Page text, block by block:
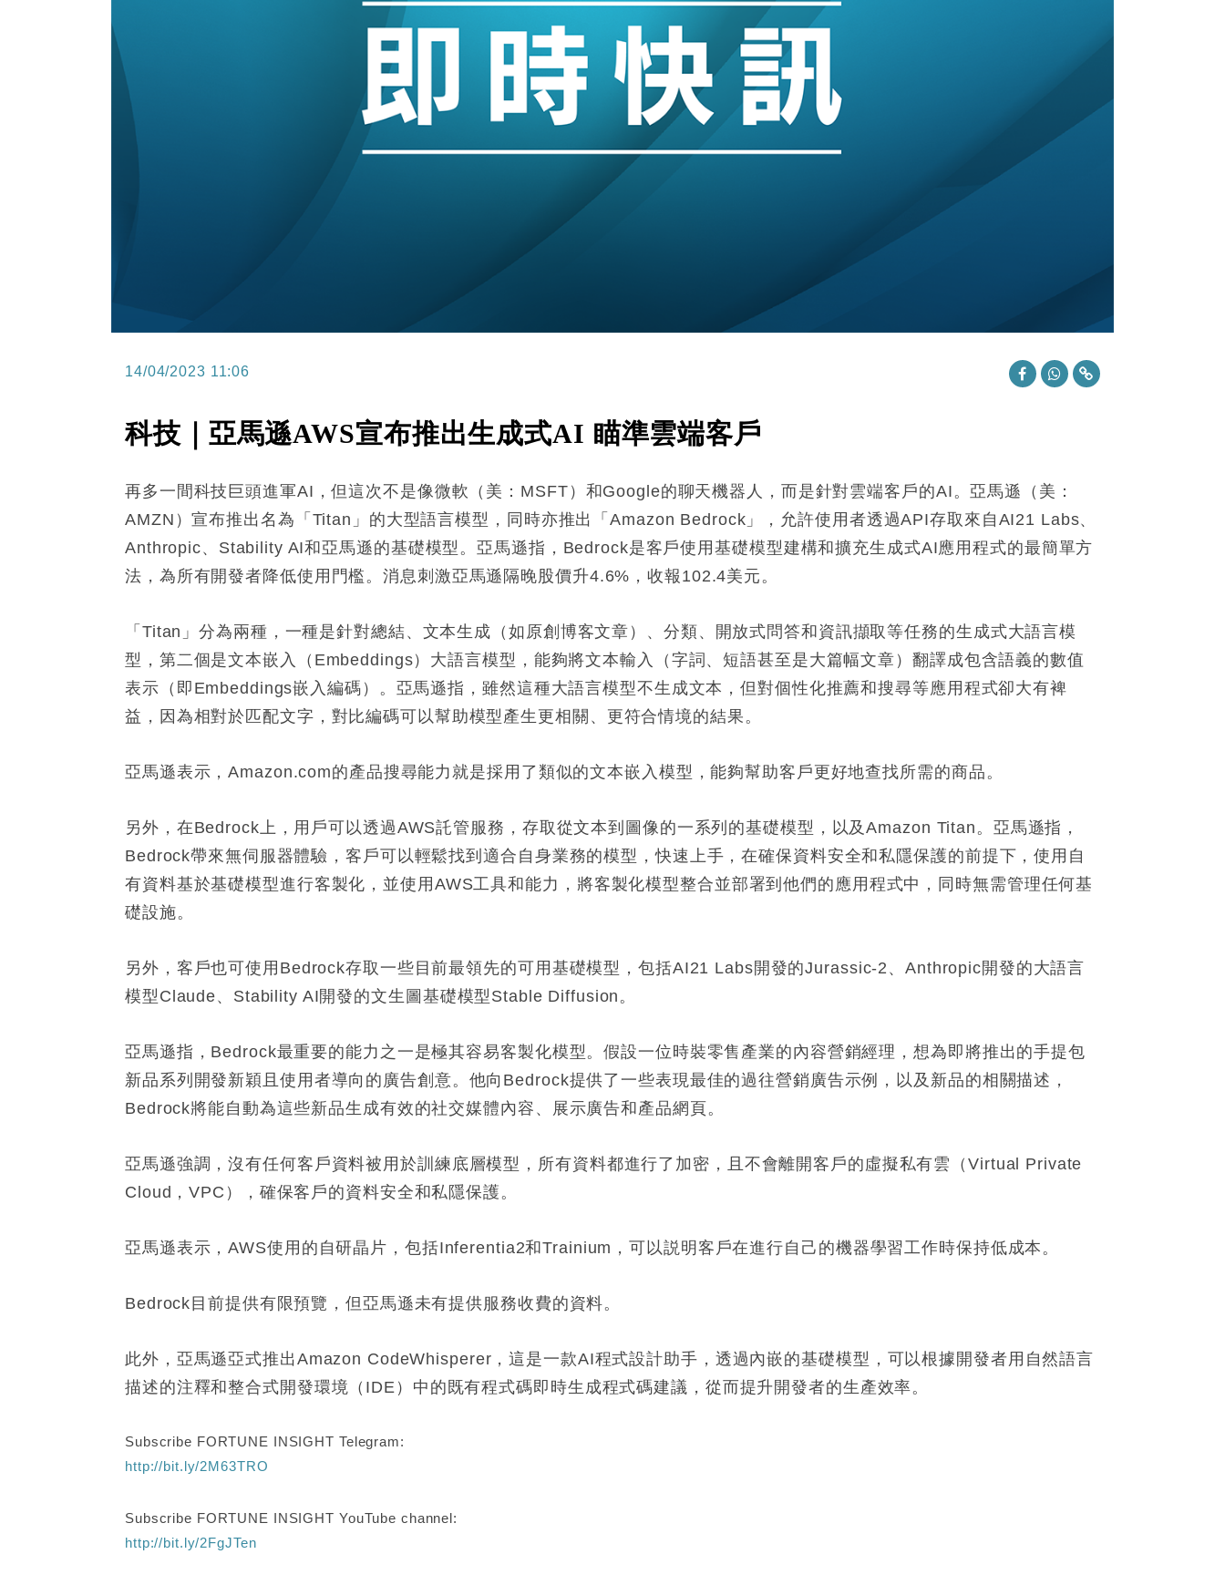
財經｜韓股反覆波動收跌 連挫7周創逾3年最長跌勢
財經｜內地7月美元計價出口增近24%勝預期 貿易順差達1125億美元
財經｜日本春季三度入市撐日圓 4月單日斥6.28萬億日圓干預創新高
11:12 國際｜特朗普料美伊戰事快結束 承認部分彈藥庫存緊張
15:59 財經｜SA售股自救後再出手 斥4億美元押注未上市公司
14/04/2023 11:06
科技｜亞馬遜AWS宣布推出生成式AI 瞄準雲端客戶
再多一間科技巨頭進軍AI，但這次不是像微軟（美：MSFT）和Google的聊天機器人，而是針對雲端客戶的AI。亞馬遜（美：
AMZN）宣布推出名為「Titan」的大型語言模型，同時亦推出「Amazon Bedrock」，允許使用者透過API存取來自AI21 Labs、
Anthropic、Stability AI和亞馬遜的基礎模型。亞馬遜指，Bedrock是客戶使用基礎模型建構和擴充生成式AI應用程式的最簡單方
法，為所有開發者降低使用門檻。消息刺激亞馬遜隔晚股價升4.6%，收報102.4美元。
「Titan」分為兩種，一種是針對總結、文本生成（如原創博客文章）、分類、開放式問答和資訊擷取等任務的生成式大語言模
型，第二個是文本嵌入（Embeddings）大語言模型，能夠將文本輸入（字詞、短語甚至是大篇幅文章）翻譯成包含語義的數值
表示（即Embeddings嵌入編碼）。亞馬遜指，雖然這種大語言模型不生成文本，但對個性化推薦和搜尋等應用程式卻大有裨
益，因為相對於匹配文字，對比編碼可以幫助模型產生更相關、更符合情境的結果。
亞馬遜表示，Amazon.com的產品搜尋能力就是採用了類似的文本嵌入模型，能夠幫助客戶更好地查找所需的商品。
另外，在Bedrock上，用戶可以透過AWS託管服務，存取從文本到圖像的一系列的基礎模型，以及Amazon Titan。亞馬遜指，
Bedrock帶來無伺服器體驗，客戶可以輕鬆找到適合自身業務的模型，快速上手，在確保資料安全和私隱保護的前提下，使用自
有資料基於基礎模型進行客製化，並使用AWS工具和能力，將客製化模型整合並部署到他們的應用程式中，同時無需管理任何基
礎設施。
另外，客戶也可使用Bedrock存取一些目前最領先的可用基礎模型，包括AI21 Labs開發的Jurassic-2、Anthropic開發的大語言
模型Claude、Stability AI開發的文生圖基礎模型Stable Diffusion。
亞馬遜指，Bedrock最重要的能力之一是極其容易客製化模型。假設一位時裝零售產業的內容營銷經理，想為即將推出的手提包
新品系列開發新穎且使用者導向的廣告創意。他向Bedrock提供了一些表現最佳的過往營銷廣告示例，以及新品的相關描述，
Bedrock將能自動為這些新品生成有效的社交媒體內容、展示廣告和產品網頁。
亞馬遜強調，沒有任何客戶資料被用於訓練底層模型，所有資料都進行了加密，且不會離開客戶的虛擬私有雲（Virtual Private
Cloud，VPC），確保客戶的資料安全和私隱保護。
亞馬遜表示，AWS使用的自研晶片，包括Inferentia2和Trainium，可以説明客戶在進行自己的機器學習工作時保持低成本。
Bedrock目前提供有限預覽，但亞馬遜未有提供服務收費的資料。
此外，亞馬遜亞式推出Amazon CodeWhisperer，這是一款AI程式設計助手，透過內嵌的基礎模型，可以根據開發者用自然語言
描述的注釋和整合式開發環境（IDE）中的既有程式碼即時生成程式碼建議，從而提升開發者的生產效率。
Subscribe FORTUNE INSIGHT Telegram:
http://bit.ly/2M63TRO
Subscribe FORTUNE INSIGHT YouTube channel:
http://bit.ly/2FgJTen